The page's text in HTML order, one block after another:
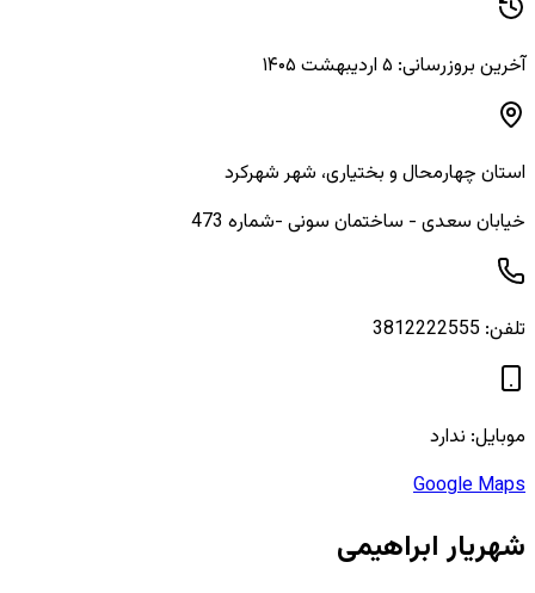
آخرین بروزرسانی: ۵ اردیبهشت ۱۴۰۵
استان چهارمحال و بختیاری، شهرشهرکرد
خیابان سعدی - ساختمان سونی -شماره 473
تلفن: 3812222555
موبایل: ندارد
Google Maps
شهریار ابراهیمی